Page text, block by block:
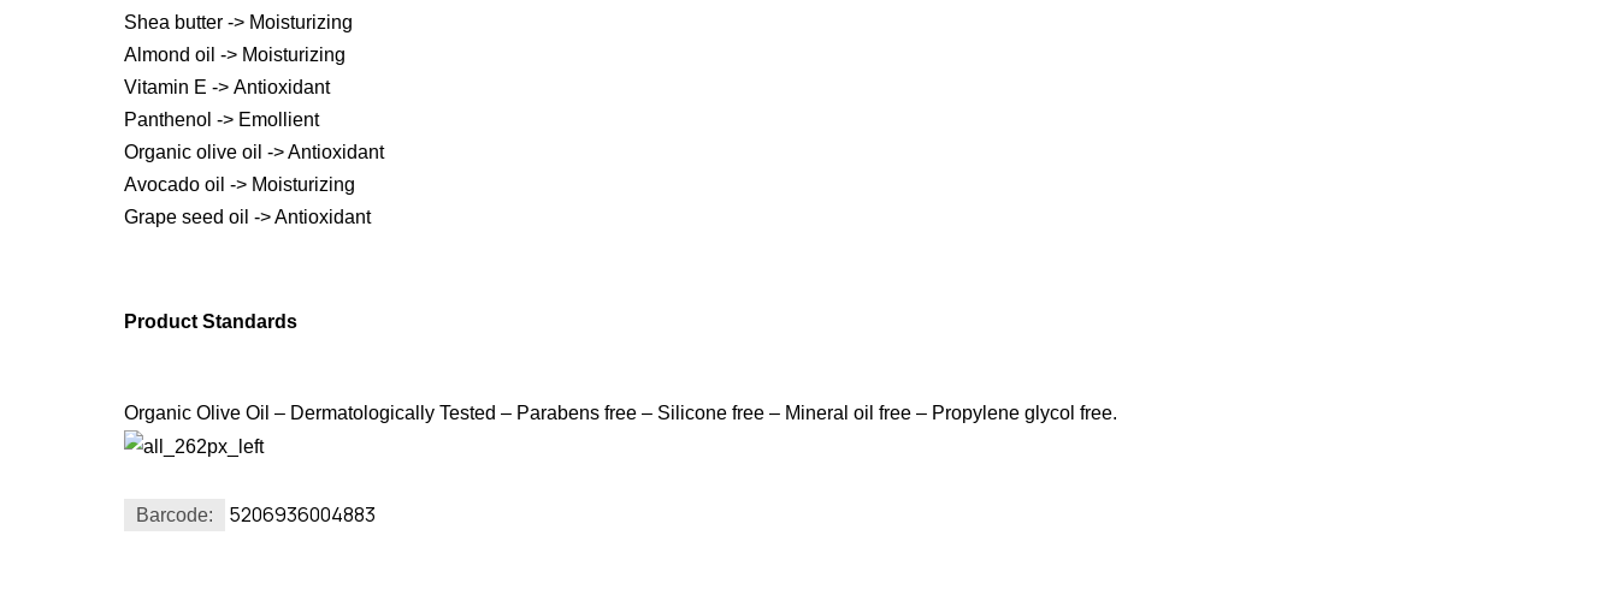
Shea butter -> Moisturizing
Almond oil -> Moisturizing
Vitamin Ε -> Antioxidant
Panthenol -> Emollient
Organic olive oil -> Antioxidant
Avocado oil -> Moisturizing
Grape seed oil -> Antioxidant
Product Standards
Organic Olive Oil – Dermatologically Tested – Parabens free – Silicone free – Mineral oil free – Propylene glycol free.
Barcode: 5206936004883